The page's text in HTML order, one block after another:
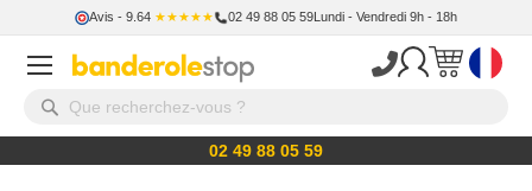
Avis - 9.64 ★★★★★ 02 49 88 05 59Lundi - Vendredi 9h - 18h
02 49 88 05 59